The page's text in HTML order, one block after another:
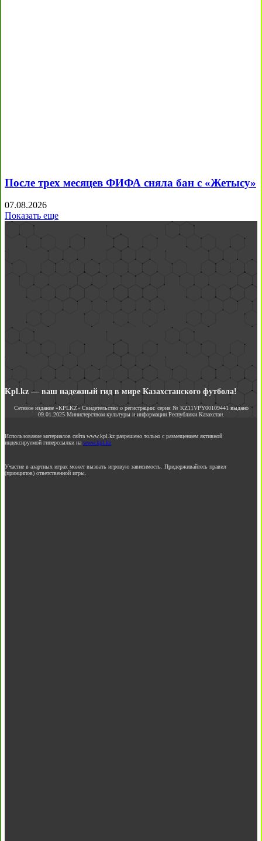
После трех месяцев ФИФА сняла бан с «Жетысу»
07.08.2026
Показать еще
Kpl.kz — ваш надежный гид в мире Казахстанского футбола!
Сетевое издание «KPLKZ» Свидетельство о регистрации: серия № KZ11VPY00109441 выдано
09.01.2025 Министерством культуры и информации Республики Казахстан.
Использование материалов сайта www.kpl.kz разрешено только с размещением активной
индексируемой гиперссылки на www.kpl.kz
Участие в азартных играх может вызвать игровую зависимость. Придерживайтесь правил
(принципов) ответственной игры.